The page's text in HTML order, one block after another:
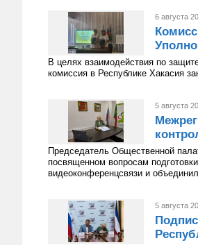
6 августа
В целях взаимодействия по
комиссия в Республике Хакасия
5 августа
Председатель Общественной
посвященном вопросам
видеоконференцсвязи и
5 августа